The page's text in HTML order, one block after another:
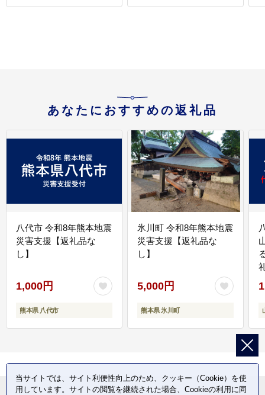
あなたにおすすめの返礼品
八代市 令和8年熊本地震
災害支援【返礼品な
し】
1,000円
熊本県 八代市
氷川町 令和8年熊本地震
災害支援【返礼品な
し】
5,000円
熊本県 氷川町
当サイトでは、サイト利便性向上のため、クッキー（Cookie）を使
用しています。サイトの閲覧を継続された場合、Cookieの利用に同